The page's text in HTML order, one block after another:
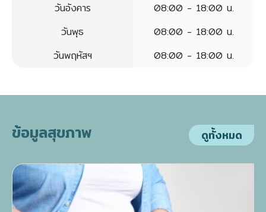
วันอังคาร
08:00 - 18:00 น.
วันพุธ
08:00 - 18:00 น.
วันพฤหัสฯ
08:00 - 18:00 น.
ข้อมูลสุขภาพ ดูทั้งหมด